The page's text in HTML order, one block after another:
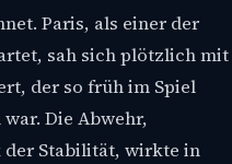
Paris, als einer der
sah sich plötzlich mit
der so früh im Spiel
Die Abwehr,
Stabilität, wirkte in